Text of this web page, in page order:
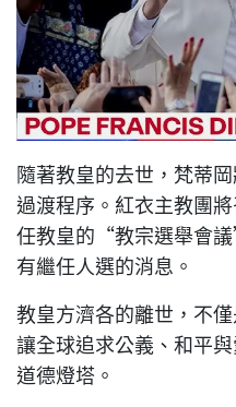
隨著教皇的去世，梵蒂
過渡程序。紅衣主教團
任教皇的“教宗選舉會
有繼任人選的消息。
教皇方濟各的離世，不
讓全球追求公義、和平
道德燈塔。